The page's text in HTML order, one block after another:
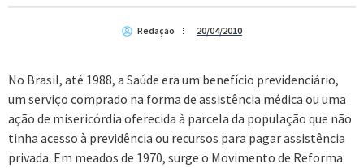
Redação 20/04/2010
No Brasil, até 1988, a Saúde era um benefício previdenciário,
um serviço comprado na forma de assistência médica ou uma
ação de misericórdia oferecida à parcela da população que não
tinha acesso à previdência ou recursos para pagar assistência
privada. Em meados de 1970, surge o Movimento de Reforma